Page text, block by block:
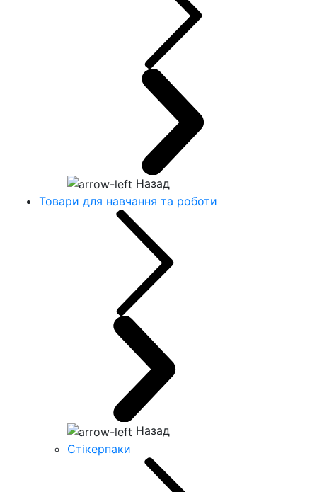
Назад
Товари для навчання та роботи
Назад
Стікерпаки